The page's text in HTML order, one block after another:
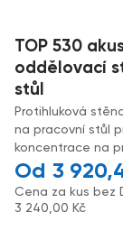
TOP 530
oddělovací
stůl
Protihluková
na pracovní stůl
koncentrace na
3
Cena za kus bez
3 240,00 Kč